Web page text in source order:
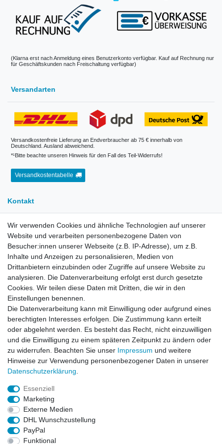
(Klarna erst nach Anmeldung eines Benutzerkonto verfügbar. Kauf auf Rechnung nur
für Geschäftskunden nach Freischaltung verfügbar)
Versandarten
Versandkostenfreie Lieferung an Endverbraucher ab 75 € innerhalb von
Deutschland. Ausland abweichend.
*¹Bitte beachte unseren Hinweis für den Fall des Teil-Widerrufs!
Versandkostentabelle
Kontakt
E-Mail:info[at]kreativplotter.de
Telefon:0202-87063640
Öffnungszeiten:
Montag bis Freitag von 8.30 - 15.30 Uhr
Kontaktformular
Informationen
Registrieren
Widerrufsrecht
Datenschutzerklärung
AGB
Impressum
Widerrufsbutton
Wir verwenden Cookies und ähnliche Technologien auf unserer
Website und verarbeiten personenbezogene Daten von
Besucher:innen unserer Webseite (z.B. IP-Adresse), um z.B.
Inhalte und Anzeigen zu personalisieren, Medien von
Drittanbietern einzubinden oder Zugriffe auf unsere Website zu
analysieren. Die Datenverarbeitung erfolgt erst durch gesetzte
Cookies. Wir teilen diese Daten mit Dritten, die wir in den
Einstellungen benennen.
Die Datenverarbeitung kann mit Einwilligung oder aufgrund eines
berechtigten Interesses erfolgen. Die Zustimmung kann erteilt
oder abgelehnt werden. Es besteht das Recht, nicht einzuwilligen
und die Einwilligung zu einem späteren Zeitpunkt zu ändern oder
zu widerrufen. Beachten Sie unser Impressum und weitere
Hinweise zur Verwendung personenbezogener Daten in unserer
Daten­schutz­erklärung
Essenziell
Marketing
Externe Medien
DHL Wunschzustellung
PayPal
Funktional